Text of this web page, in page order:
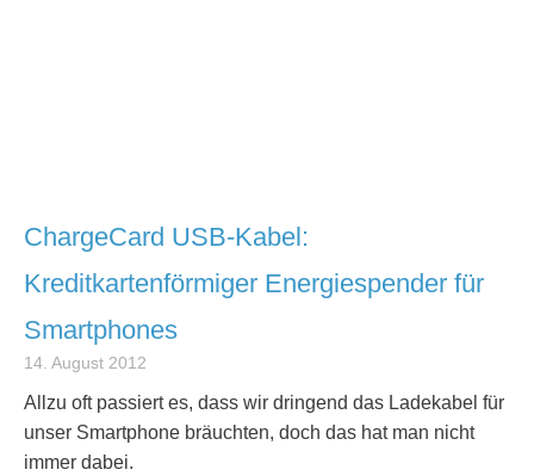
ChargeCard USB-Kabel:
Kreditkartenförmiger Energiespender für
Smartphones
14. August 2012
Allzu oft passiert es, dass wir dringend das Ladekabel für
unser Smartphone bräuchten, doch das hat man nicht
immer dabei.